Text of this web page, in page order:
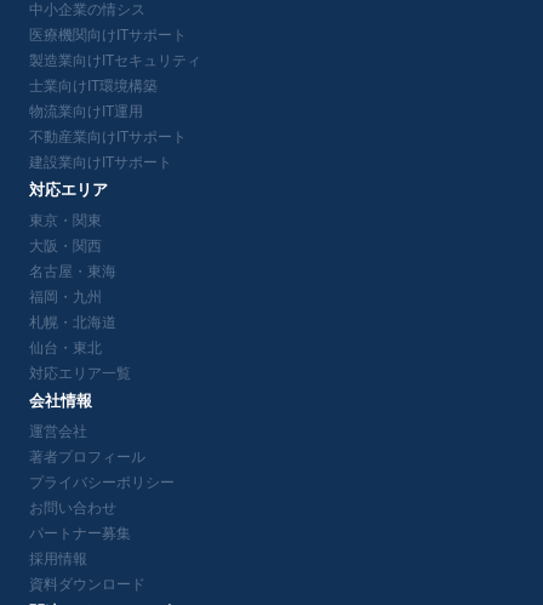
中小企業の情シス
医療機関向けITサポート
製造業向けITセキュリティ
士業向けIT環境構築
物流業向けIT運用
不動産業向けITサポート
建設業向けITサポート
対応エリア
東京・関東
大阪・関西
名古屋・東海
福岡・九州
札幌・北海道
仙台・東北
対応エリア一覧
会社情報
運営会社
著者プロフィール
プライバシーポリシー
お問い合わせ
パートナー募集
採用情報
資料ダウンロード